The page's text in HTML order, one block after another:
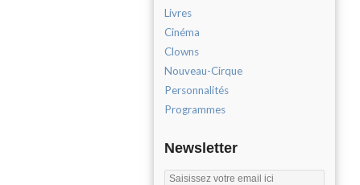
Livres
Cinéma
Clowns
Nouveau-Cirque
Personnalités
Programmes
Newsletter